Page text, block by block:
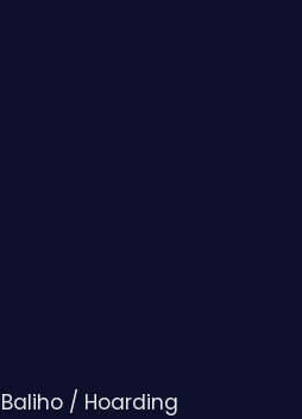
Baliho / Hoarding